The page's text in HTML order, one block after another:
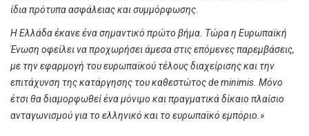
ίδια πρότυπα ασφάλειας και συμμόρφωσης.
Η Ελλάδα έκανε ένα σημαντικό πρώτο βήμα. Τώρα η Ευρωπαϊκή
Ένωση οφείλει να προχωρήσει άμεσα στις επόμενες παρεμβάσεις,
με την εφαρμογή του ευρωπαϊκού τέλους διαχείρισης και την
επιτάχυνση της κατάργησης του καθεστώτος de minimis. Μόνο
έτσι θα διαμορφωθεί ένα μόνιμο και πραγματικά δίκαιο πλαίσιο
ανταγωνισμού για το ελληνικό και το ευρωπαϊκό εμπόριο.»